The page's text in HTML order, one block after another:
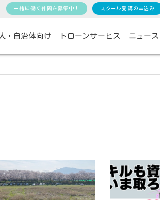
・自治体向け ドローンサービス ニュー
一緒に働く仲間を募集中！ スクール受講の申込み